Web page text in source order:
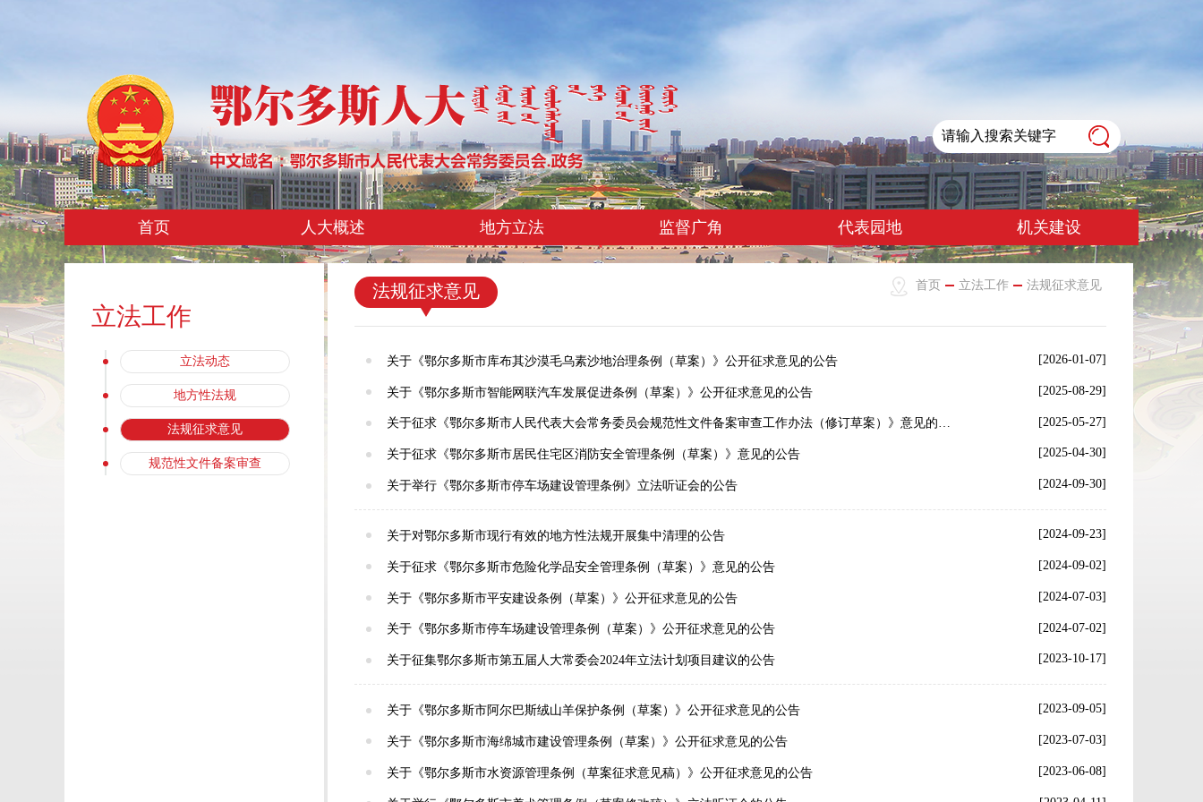
首页 人大概述 地方立法 监督广角 代表园地 机关建设
立法工作
立法动态
地方性法规
法规征求意见
规范性文件备案审查
法规征求意见 首页 立法工作 法规征求意见
关于《鄂尔多斯市库布其沙漠毛乌素沙地治理条例（草案）》公开征求意见的公告 [2026-01-07]
关于《鄂尔多斯市智能网联汽车发展促进条例（草案）》公开征求意见的公告 [2025-08-29]
关于征求《鄂尔多斯市人民代表大会常务委员会规范性文件备案审查工作办法（修订草案）》意见的公告 [2025-05-27]
关于征求《鄂尔多斯市居民住宅区消防安全管理条例（草案）》意见的公告 [2025-04-30]
关于举行《鄂尔多斯市停车场建设管理条例》立法听证会的公告 [2024-09-30]
关于对鄂尔多斯市现行有效的地方性法规开展集中清理的公告 [2024-09-23]
关于征求《鄂尔多斯市危险化学品安全管理条例（草案）》意见的公告 [2024-09-02]
关于《鄂尔多斯市平安建设条例（草案）》公开征求意见的公告 [2024-07-03]
关于《鄂尔多斯市停车场建设管理条例（草案）》公开征求意见的公告 [2024-07-02]
关于征集鄂尔多斯市第五届人大常委会2024年立法计划项目建议的公告 [2023-10-17]
关于《鄂尔多斯市阿尔巴斯绒山羊保护条例（草案）》公开征求意见的公告 [2023-09-05]
关于《鄂尔多斯市海绵城市建设管理条例（草案）》公开征求意见的公告 [2023-07-03]
关于《鄂尔多斯市水资源管理条例（草案征求意见稿）》公开征求意见的公告 [2023-06-08]